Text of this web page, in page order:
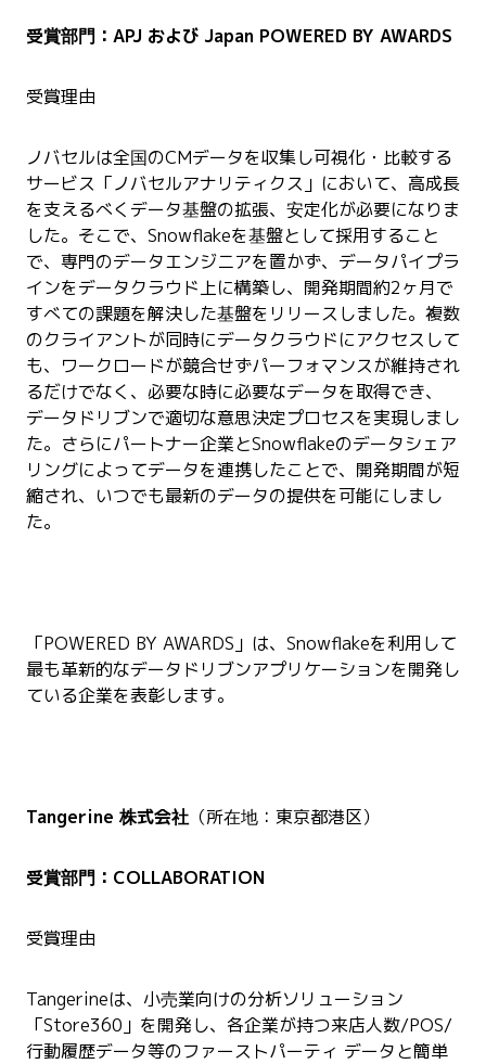
受賞部門：APJ および Japan POWERED BY AWARDS
受賞理由
ノバセルは全国のCMデータを収集し可視化・比較する
サービス「ノバセルアナリティクス」において、高成長
を支えるべくデータ基盤の拡張、安定化が必要になりま
した。そこで、Snowflakeを基盤として採用すること
で、専門のデータエンジニアを置かず、データパイプラ
インをデータクラウド上に構築し、開発期間約2ヶ月で
すべての課題を解決した基盤をリリースしました。複数
のクライアントが同時にデータクラウドにアクセスして
も、ワークロードが競合せずパーフォマンスが維持され
るだけでなく、必要な時に必要なデータを取得でき、
データドリブンで適切な意思決定プロセスを実現しまし
た。さらにパートナー企業とSnowflakeのデータシェア
リングによってデータを連携したことで、開発期間が短
縮され、いつでも最新のデータの提供を可能にしまし
た。
「POWERED BY AWARDS」は、Snowflakeを利用して
最も革新的なデータドリブンアプリケーションを開発し
ている企業を表彰します。
Tangerine 株式会社 （所在地：東京都港区）
受賞部門：COLLABORATION
受賞理由
Tangerineは、小売業向けの分析ソリューション
「Store360」を開発し、各企業が持つ来店人数/POS/
行動履歴データ等のファーストパーティ データと簡単